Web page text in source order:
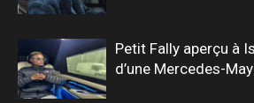
Petit Fally aperçu à
d’une Mercedes-